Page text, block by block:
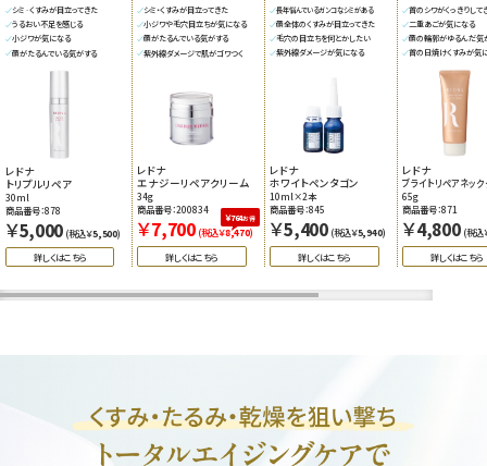
シミ·くすみが目立ってきた
うるおい不足を感じる
小ジワが気になる
顔がたるんでいる気がする
レドナ
トリプルリペア
30ml
商品番号：878
￥5,000 (税込￥5,500)
詳しくはこちら
シミ・くすみが目立ってきた
小ジワや毛穴目立ちが気になる
顔がたるんでいる気がする
紫外線ダメージで肌がゴワつく
レドナ
エナジーリペアクリーム
34g
商品番号：200834
￥764お得
￥7,700 (税込￥8,470)
詳しくはこちら
長年悩んでいるガンコなシミがある
顔全体のくすみが目立ってきた
毛穴の目立ちを何とかしたい
紫外線ダメージが気になる
レドナ
ホワイトペンタゴン
10ml×2本
商品番号：845
￥5,400 (税込￥5,940)
詳しくはこちら
首のシワがくっきりして
二重あごが気になる
顔の輪郭がゆるんだ気
首の日焼けくすみが気
レドナ
ブライトリペアネッ
65g
商品番号：871
￥4,800 (税込
詳しくはこちら